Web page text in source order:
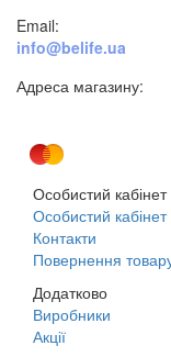
Email:
info@belife.ua
Адреса магазину:
Особистий кабінет
Особистий кабінет
Контакти
Повернення
Додатково
Виробники
Акції